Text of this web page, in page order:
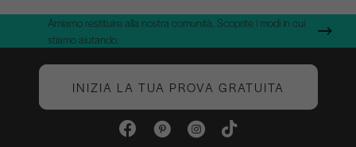
Amiamo restituire alla nostra comunità. Scoprite i modi in cui
stiamo aiutando.
INIZIA LA TUA PROVA GRATUITA